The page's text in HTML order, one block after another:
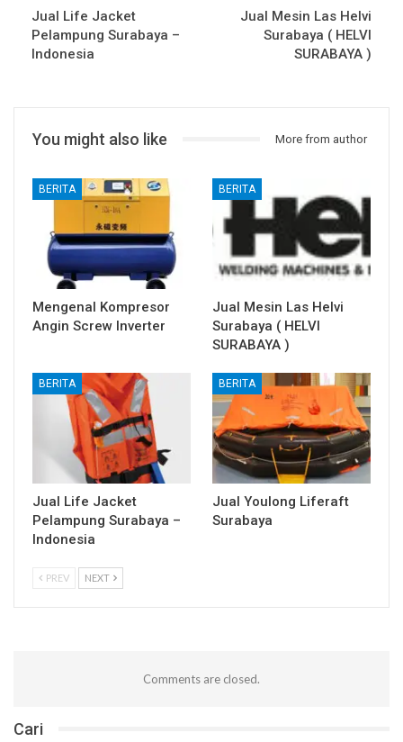
Jual Life Jacket
Pelampung Surabaya –
Indonesia
Jual Mesin Las Helvi
Surabaya ( HELVI
SURABAYA )
You might also like More from author
BERITA
Mengenal Kompresor
Angin Screw Inverter
BERITA
Jual Mesin Las Helvi
Surabaya ( HELVI
SURABAYA )
BERITA
Jual Life Jacket
Pelampung Surabaya –
Indonesia
BERITA
Jual Youlong Liferaft
Surabaya
PREV NEXT
Comments are closed.
Cari